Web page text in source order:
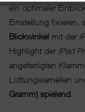
ein optimaler
Einstellung fixieren,
Blickwinkel mit der
Highlight der iPad
angefertigten
Lüftungslamellen
Gramm) spielend.